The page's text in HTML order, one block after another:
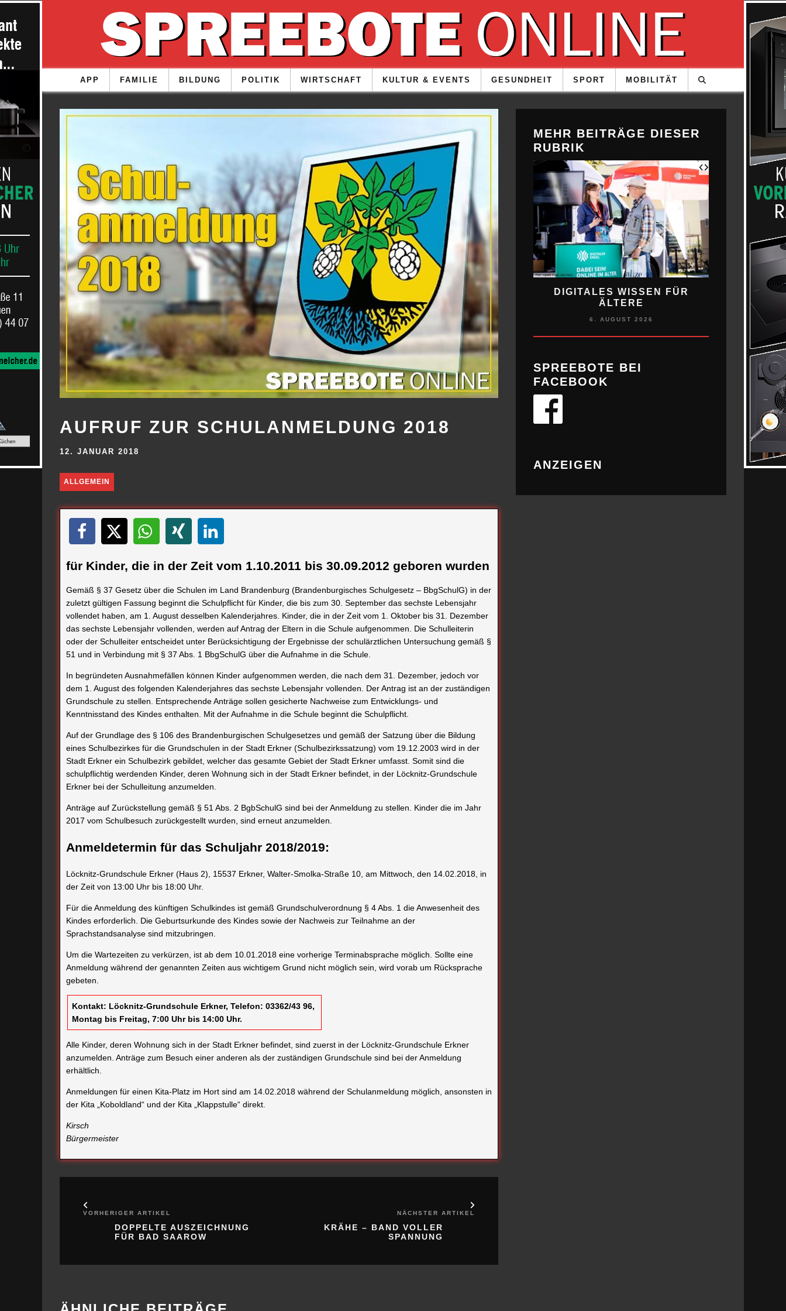
APP FAMILIE BILDUNG POLITIK WIRTSCHAFT KULTUR & EVENTS GESUNDHEIT SPORT MOBILITÄT
AUFRUF ZUR SCHULANMELDUNG 2018
12. JANUAR 2018
ALLGEMEIN
für Kinder, die in der Zeit vom 1.10.2011 bis 30.09.2012 geboren wurden
Gemäß § 37 Gesetz über die Schulen im Land Brandenburg (Brandenburgisches Schulgesetz – BbgSchulG) in der
zuletzt gültigen Fassung beginnt die Schulpflicht für Kinder, die bis zum 30. September das sechste Lebensjahr
vollendet haben, am 1. August desselben Kalenderjahres. Kinder, die in der Zeit vom 1. Oktober bis 31. Dezember
das sechste Lebensjahr vollenden, werden auf Antrag der Eltern in die Schule aufgenommen. Die Schulleiterin
oder der Schulleiter entscheidet unter Berücksichtigung der Ergebnisse der schulärztlichen Untersuchung gemäß §
51 und in Verbindung mit § 37 Abs. 1 BbgSchulG über die Aufnahme in die Schule.
In begründeten Ausnahmefällen können Kinder aufgenommen werden, die nach dem 31. Dezember, jedoch vor
dem 1. August des folgenden Kalenderjahres das sechste Lebensjahr vollenden. Der Antrag ist an der zuständigen
Grundschule zu stellen. Entsprechende Anträge sollen gesicherte Nachweise zum Entwicklungs- und
Kenntnisstand des Kindes enthalten. Mit der Aufnahme in die Schule beginnt die Schulpflicht.
Auf der Grundlage des § 106 des Brandenburgischen Schulgesetzes und gemäß der Satzung über die Bildung
eines Schulbezirkes für die Grundschulen in der Stadt Erkner (Schulbezirkssatzung) vom 19.12.2003 wird in der
Stadt Erkner ein Schulbezirk gebildet, welcher das gesamte Gebiet der Stadt Erkner umfasst. Somit sind die
schulpflichtig werdenden Kinder, deren Wohnung sich in der Stadt Erkner befindet, in der Löcknitz-Grundschule
Erkner bei der Schulleitung anzumelden.
Anträge auf Zurückstellung gemäß § 51 Abs. 2 BgbSchulG sind bei der Anmeldung zu stellen. Kinder die im Jahr
2017 vom Schulbesuch zurückgestellt wurden, sind erneut anzumelden.
Anmeldetermin für das Schuljahr 2018/2019:
Löcknitz-Grundschule Erkner (Haus 2), 15537 Erkner, Walter-Smolka-Straße 10, am Mittwoch, den 14.02.2018, in
der Zeit von 13:00 Uhr bis 18:00 Uhr.
Für die Anmeldung des künftigen Schulkindes ist gemäß Grundschulverordnung § 4 Abs. 1 die Anwesenheit des
Kindes erforderlich. Die Geburtsurkunde des Kindes sowie der Nachweis zur Teilnahme an der
Sprachstandsanalyse sind mitzubringen.
Um die Wartezeiten zu verkürzen, ist ab dem 10.01.2018 eine vorherige Terminabsprache möglich. Sollte eine
Anmeldung während der genannten Zeiten aus wichtigem Grund nicht möglich sein, wird vorab um Rücksprache
gebeten.
Kontakt: Löcknitz-Grundschule Erkner, Telefon: 03362/43 96,
Montag bis Freitag, 7:00 Uhr bis 14:00 Uhr.
Alle Kinder, deren Wohnung sich in der Stadt Erkner befindet, sind zuerst in der Löcknitz-Grundschule Erkner
anzumelden. Anträge zum Besuch einer anderen als der zuständigen Grundschule sind bei der Anmeldung
erhältlich.
Anmeldungen für einen Kita-Platz im Hort sind am 14.02.2018 während der Schulanmeldung möglich, ansonsten in
der Kita „Koboldland“ und der Kita „Klappstulle“ direkt.
Kirsch
Bürgermeister
VORHERIGER ARTIKEL
DOPPELTE AUSZEICHNUNG
FÜR BAD SAAROW
NÄCHSTER ARTIKEL
KRÄHE – BAND VOLLER
SPANNUNG
MEHR BEITRÄGE DIESER
RUBRIK
BUNDESWEITER
FOTOWETTBEWERB
18. JUNI 2026
DIGITALES WISSEN FÜR
ÄLTERE
6. AUGUST 2026
MANEGE
6.
SPREEBOTE BEI
FACEBOOK
ANZEIGEN